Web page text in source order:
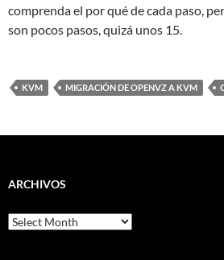
comprenda el por qué de cada paso,
son pocos pasos, quizá unos 15.
KVM MIGRACIÓN DE OPENVZ A KVM
ARCHIVOS
Archivos